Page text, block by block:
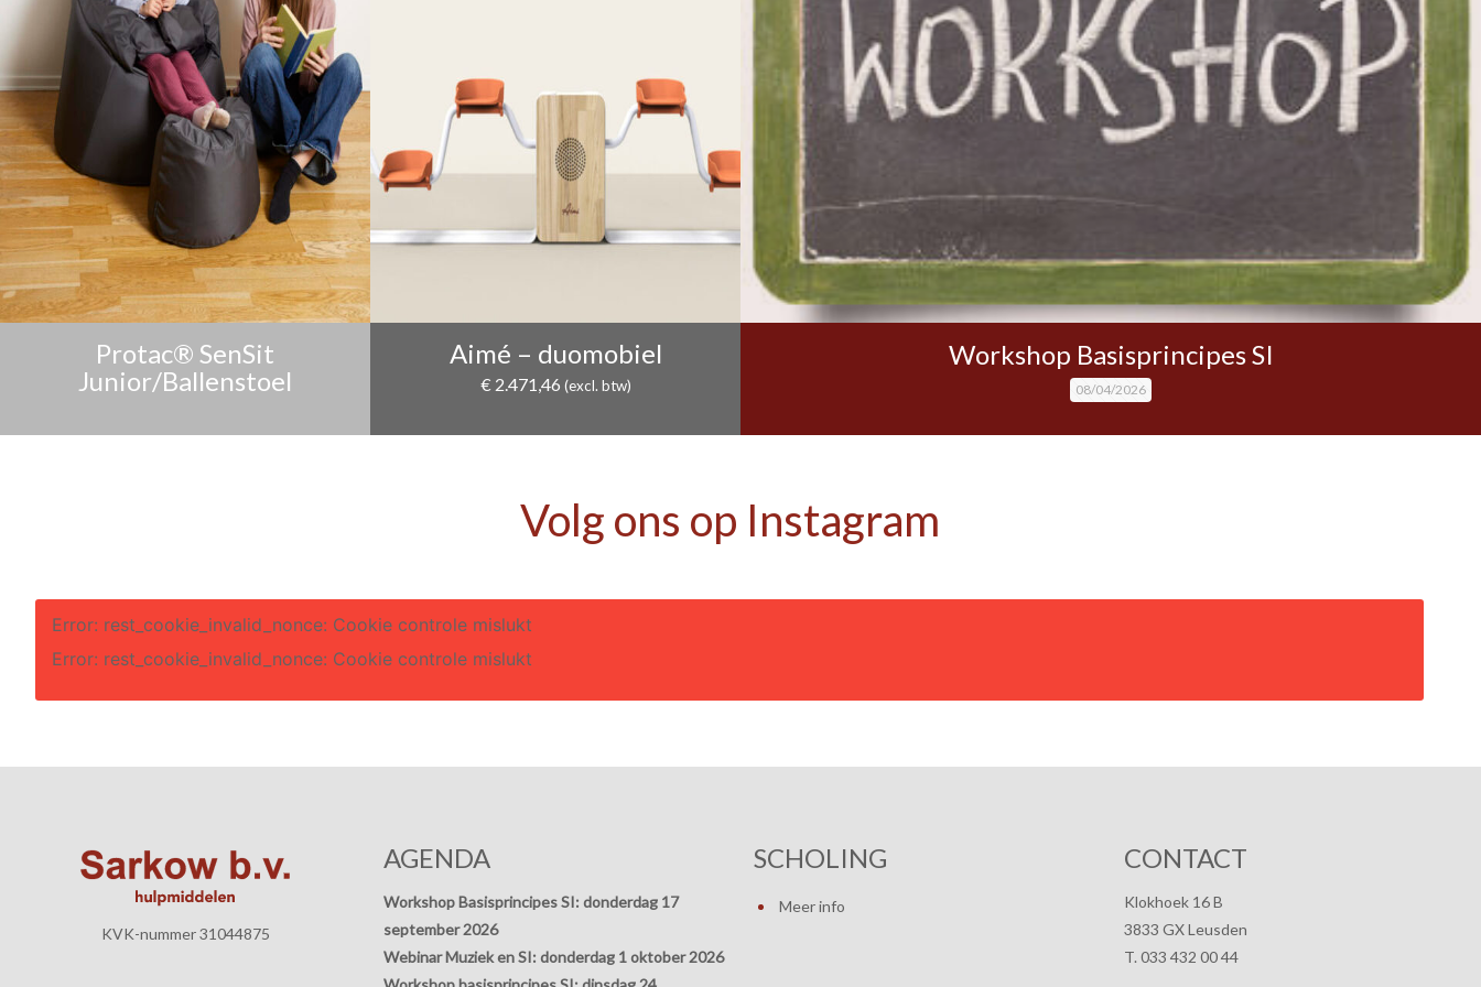
Protac® SenSit
Junior/Ballenstoel
Aimé – duomobiel
€ 2.471,46 (excl. btw)
Workshop Basisprincipes SI
08/04/2026
Volg ons op Instagram
Error: rest_cookie_invalid_nonce: Cookie controle mislukt
Error: rest_cookie_invalid_nonce: Cookie controle mislukt
KVK-nummer 31044875
AGENDA
Workshop Basisprincipes SI: donderdag 17
september 2026
Webinar Muziek en SI: donderdag 1 oktober 2026
SCHOLING
Meer info
CONTACT
Klokhoek 16 B
3833 GX Leusden
T. 033 432 00 44